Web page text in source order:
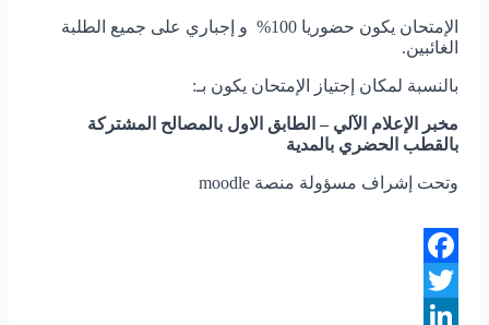
الإمتحان يكون حضوريا 100% و إجباري على جميع الطلبة
الغائبين.
بالنسبة لمكان إجتياز الإمتحان يكون بـ:
مخبر الإعلام الآلي – الطابق الاول بالمصالح المشتركة
بالقطب الحضري بالمدية
وتحت إشراف مسؤولة منصة moodle
Facebook
Twitter